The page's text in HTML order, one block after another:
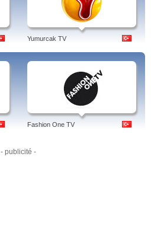
Yumurcak TV
Fashion One TV
- publicité -